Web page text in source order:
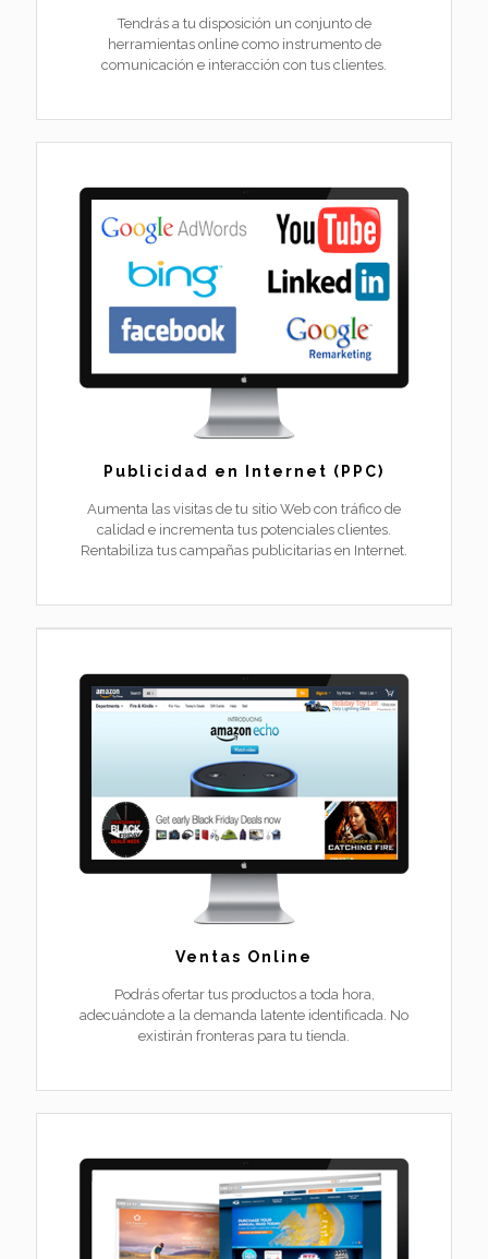
Tendrás a tu disposición un conjunto de
herramientas online como instrumento de
comunicación e interacción con tus clientes.
Publicidad en Internet (PPC)
Aumenta las visitas de tu sitio Web con tráfico de
calidad e incrementa tus potenciales clientes.
Rentabiliza tus campañas publicitarias en Internet.
Ventas Online
Podrás ofertar tus productos a toda hora,
adecuándote a la demanda latente identificada. No
existirán fronteras para tu tienda.